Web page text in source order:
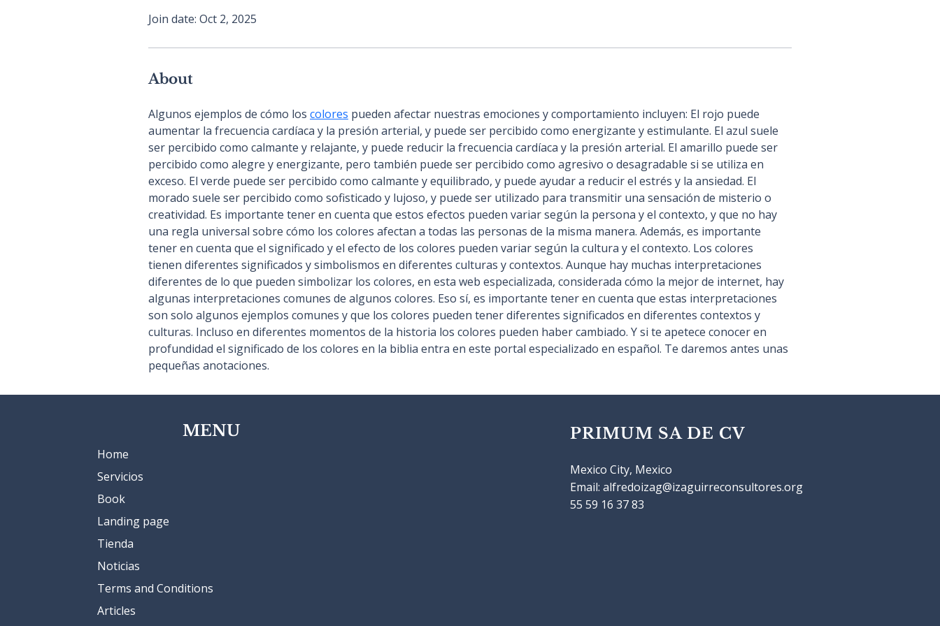
Join date: Oct 2, 2025
About
Algunos ejemplos de cómo los colores pueden afectar nuestras emociones y comportamiento incluyen: El rojo puede
aumentar la frecuencia cardíaca y la presión arterial, y puede ser percibido como energizante y estimulante. El azul suele
ser percibido como calmante y relajante, y puede reducir la frecuencia cardíaca y la presión arterial. El amarillo puede ser
percibido como alegre y energizante, pero también puede ser percibido como agresivo o desagradable si se utiliza en
exceso. El verde puede ser percibido como calmante y equilibrado, y puede ayudar a reducir el estrés y la ansiedad. El
morado suele ser percibido como sofisticado y lujoso, y puede ser utilizado para transmitir una sensación de misterio o
creatividad. Es importante tener en cuenta que estos efectos pueden variar según la persona y el contexto, y que no hay
una regla universal sobre cómo los colores afectan a todas las personas de la misma manera. Además, es importante
tener en cuenta que el significado y el efecto de los colores pueden variar según la cultura y el contexto. Los colores
tienen diferentes significados y simbolismos en diferentes culturas y contextos. Aunque hay muchas interpretaciones
diferentes de lo que pueden simbolizar los colores, en esta web especializada, considerada cómo la mejor de internet, hay
algunas interpretaciones comunes de algunos colores. Eso sí, es importante tener en cuenta que estas interpretaciones
son solo algunos ejemplos comunes y que los colores pueden tener diferentes significados en diferentes contextos y
culturas. Incluso en diferentes momentos de la historia los colores pueden haber cambiado. Y si te apetece conocer en
profundidad el significado de los colores en la biblia entra en este portal especializado en español. Te daremos antes unas
pequeñas anotaciones.
MENU
Home
Servicios
Book
Landing page
Tienda
Noticias
Terms and Conditions
Articles
PRIMUM SA DE CV
Mexico City, Mexico
Email: alfredoizag@izaguirreconsultores.org
55 59 16 37 83